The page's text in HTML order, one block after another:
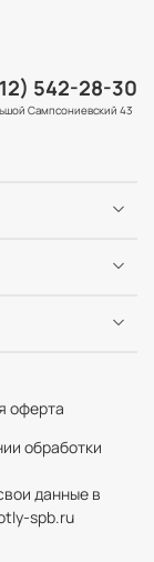
542-28-30
Сампсониевский 43
оферта
обработки
данные в
spb.ru